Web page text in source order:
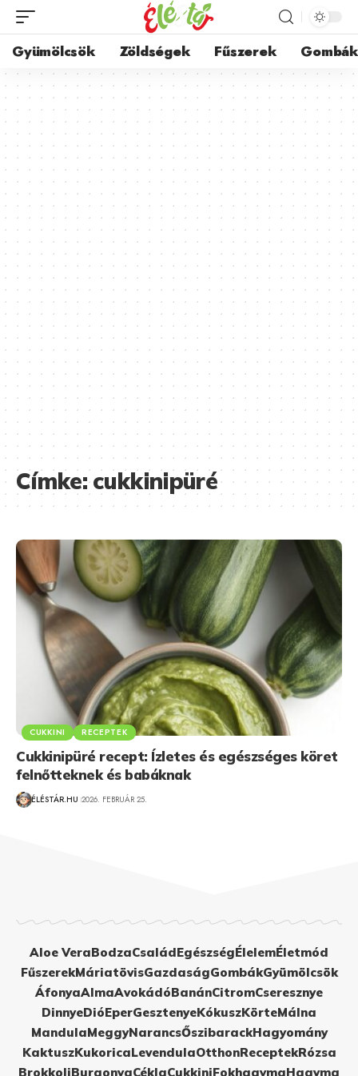
Gyümölcsök Zöldségek Fűszerek Gombák
Címke:cukkinipüré
CUKKINI RECEPTEK
Cukkinipüré recept: Ízletes és egészséges köret
felnőtteknek és babáknak
ÉLÉSTÁR.HU 2026. FEBRUÁR 25.
Aloe VeraBodzaCsaládEgészségÉlelemÉletmód
FűszerekMáriatövisGazdaságGombákGyümölcsök
ÁfonyaAlmaAvokádóBanánCitromCseresznye
DinnyeDióEperGesztenyeKókuszKörteMálna
MandulaMeggyNarancsŐszibarackHagyomány
KaktuszKukoricaLevendulaOtthonReceptekRózsa
BrokkoliBurgonyaCéklaCukkiniFokhagymaHagyma